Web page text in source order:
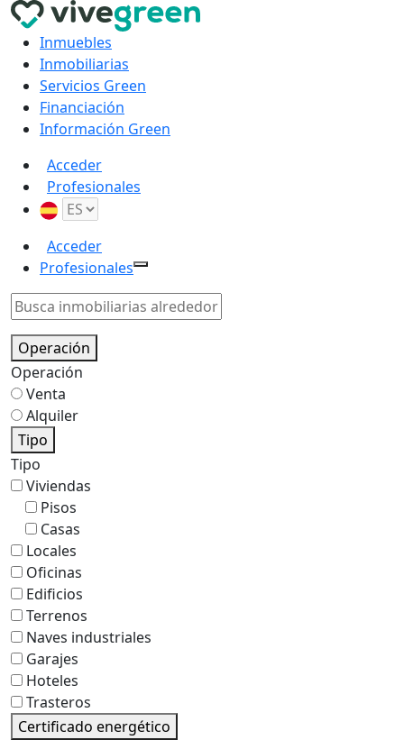
Inmuebles
Inmobiliarias
Servicios Green
Financiación
Información Green
Acceder
Profesionales
Acceder
Profesionales
Operación
Operación
Venta
Alquiler
Tipo
Tipo
Viviendas
Pisos
Casas
Locales
Oficinas
Edificios
Terrenos
Naves industriales
Garajes
Hoteles
Trasteros
Certificado energético